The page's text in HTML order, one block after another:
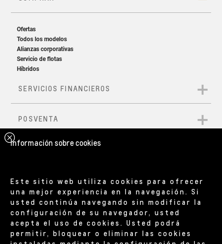
Información sobre cookies
Este sitio web utiliza cookies para ofrecer
una mejor experiencia en la navegación. Si
usted continúa navegando sin modificar la
configuración de su navegador, usted
acepta el uso de cookies. Usted podrá
permitir, bloquear o eliminar las cookies